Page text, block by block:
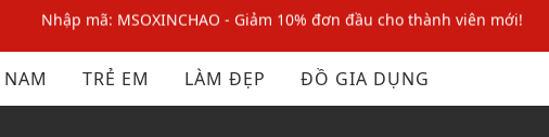
Nhập mã MSOPAY100: giảm ngay 10% khi thanh toán trực tuyến
Nhập mã: MSOXINCHAO - Giảm 10% đơn đầu cho thành viên mới!
Nhập mã MSOPAY100: giảm ngay 10% khi thanh toán trực tuyến
NAM TRẺ EM LÀM ĐẸP ĐỒ GIA DỤNG